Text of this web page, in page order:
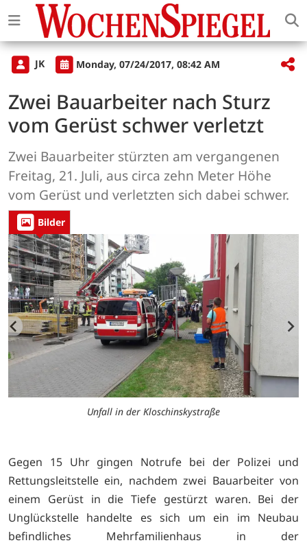
JK Monday, 07/24/2017, 08:42 AM
Zwei Bauarbeiter nach Sturz
vom Gerüst schwer verletzt
Zwei Bauarbeiter stürzten am vergangenen
Freitag, 21. Juli, aus circa zehn Meter Höhe
vom Gerüst und verletzten sich dabei schwer.
Bilder
Unfall in der Kloschinskystraße
Gegen 15 Uhr gingen Notrufe bei der Polizei und
Rettungsleitstelle ein, nachdem zwei Bauarbeiter von
einem Gerüst in die Tiefe gestürzt waren. Bei der
Unglückstelle handelte es sich um ein im Neubau
befindliches Mehrfamilienhaus in der